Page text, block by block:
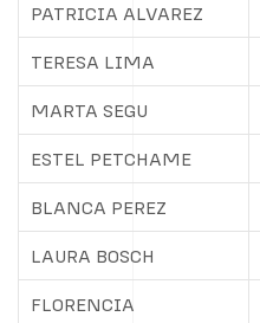
PATRICIA ALVAREZ
TERESA LIMA
MARTA SEGU
ESTEL PETCHAME
BLANCA PEREZ
LAURA BOSCH
FLORENCIA